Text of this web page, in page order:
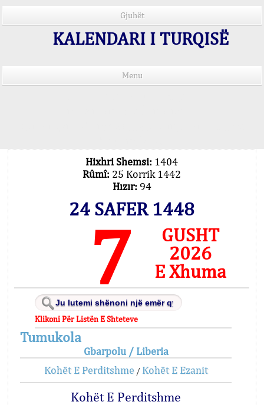
Gjuhët
KALENDARI I TURQISË
Menu
Hixhri Shemsi: 1404
Rûmî: 25 Korrik 1442
Hızır: 94
24 SAFER 1448
7
GUSHT
2026
E Xhuma
Klikoni Për Listën E Shteteve
Tumukola
Gbarpolu / Liberia
Kohët E Perditshme/ Kohët E Ezanit
Kohët E Perditshme